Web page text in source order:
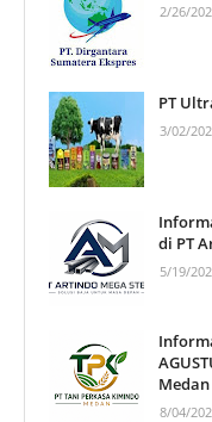
2/26/
PT
3/02/
di PT
5/19/
Medan
8/04/